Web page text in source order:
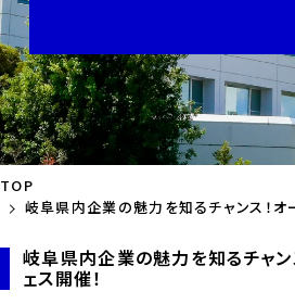
TOP
岐阜県内企業の魅力を知るチャンス！オ
岐阜県内企業の魅力を知るチャン
ェス開催！